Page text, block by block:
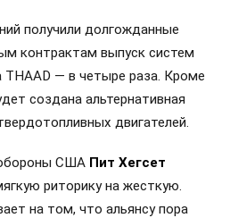
получили долгожданные
контрактам выпуск систем
THAAD — в четыре раза. Кроме
создана альтернативная
двигателей.
США Пит Хегсет
риторику на жесткую.
на том, что альянсу пора